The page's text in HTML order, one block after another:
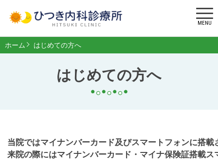
MENU
はじめての方へ
ホーム はじめての方へ
当院ではマイナンバーカード及びスマートフォンに搭
来院の際にはマイナンバーカード・マイナ保険証搭載